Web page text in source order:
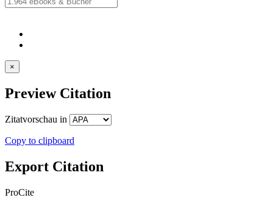
×
Preview Citation
Zitatvorschau in
Copy to clipboard
Export Citation
ProCite